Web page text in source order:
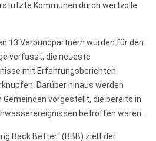
Kommunen durch wertvolle
13 Verbundpartnern wurden für den
verfasst, die neueste
mit Erfahrungsberichten
Darüber hinaus werden
vorgestellt, die bereits in
betroffen waren.
Back Better“ (BBB) zielt der